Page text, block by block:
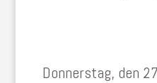
Donnerstag, den